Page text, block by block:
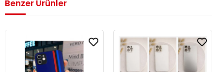
Benzer Ürünler